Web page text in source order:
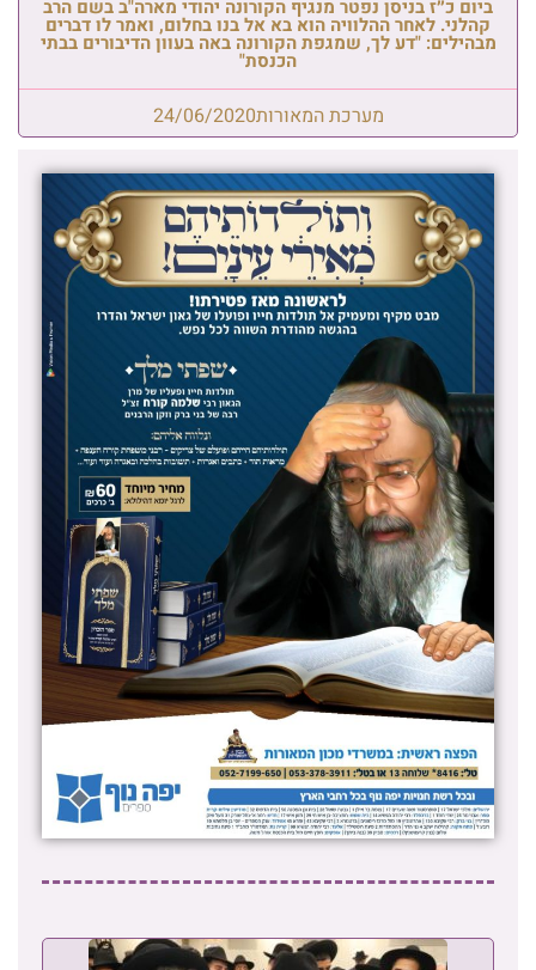
ביום כ״ז בניסן נפטר מנגיף הקורונה יהודי מארה"ב בשם הרב
קהלני. לאחר ההלוויה הוא בא אל בנו בחלום, ואמר לו דברים
מבהילים: "דע לך, שמגפת הקורונה באה בעוון הדיבורים בבתי
הכנסת"
מערכת המאורות24/06/2020